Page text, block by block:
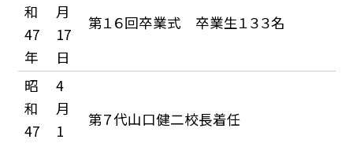
和
47
年
月
17
日
第１６回卒業式 卒業生１３３名
昭
和
47
4
月
1
第７代山口健二校長着任